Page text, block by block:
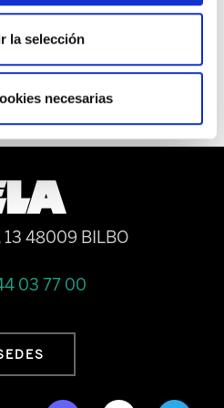
la selección
necesarias
48009 BILBO
03 77 00